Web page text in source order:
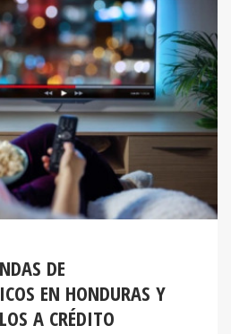
DE
EN HONDURAS Y
A CRÉDITO